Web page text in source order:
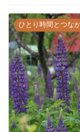
ひとり時間とつな